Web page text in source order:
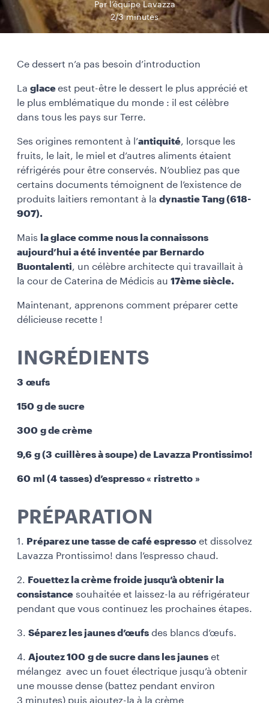
Par l’équipe Lavazza
2/3 minutes
Ce dessert n’a pas besoin d’introduction
La glaceest peut-être le dessert le plus apprécié et
le plus emblématique du monde : il est célèbre
dans tous les pays sur Terre.
Ses origines remontent à l’antiquité, lorsque les
fruits, le lait, le miel et d’autres aliments étaient
réfrigérés pour être conservés. N’oubliez pas que
certains documents témoignent de l’existence de
produits laitiers remontant à la dynastie Tang (618-
907).
Mais
la glace comme nous la connaissons
aujourd’hui a été inventée par Bernardo
Buontalenti, un célèbre architecte qui travaillait à
la cour de Caterina de Médicis au 17ème siècle.
Maintenant, apprenons comment préparer cette
délicieuse recette !
INGRÉDIENTS
3 œufs
150 g de sucre
300 g de crème
9,6 g (3 cuillères à soupe) de Lavazza Prontissimo!
60 ml (4 tasses) d’espresso « ristretto »
PRÉPARATION
1. Préparez une tasse de café espresso et dissolvez
Lavazza Prontissimo! dans l’espresso chaud.
2. Fouettez la crème froide jusqu’à obtenir la
consistance souhaitée et laissez-la au réfrigérateur
pendant que vous continuez les prochaines étapes.
3. Séparez les jaunes d’œufs des blancs d’œufs.
4. Ajoutez 100 g de sucre dans les jaunes et
mélangez avec un fouet électrique jusqu’à obtenir
une mousse dense (battez pendant environ
3 minutes) puis ajoutez-la à la crème